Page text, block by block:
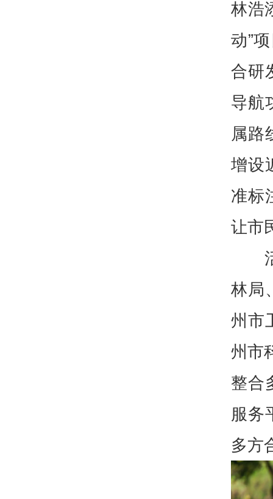
林浩
动”
合研
导航
属路
增设
准标
让市
林局
州市
州市
整合
服务
多方